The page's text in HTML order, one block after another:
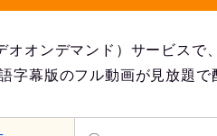
オオンデマンド）サービスで
字幕版のフル動画が見放題で